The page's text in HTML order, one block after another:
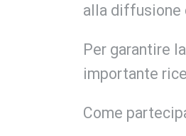
alla diffusione
Per garantire
importante
Come